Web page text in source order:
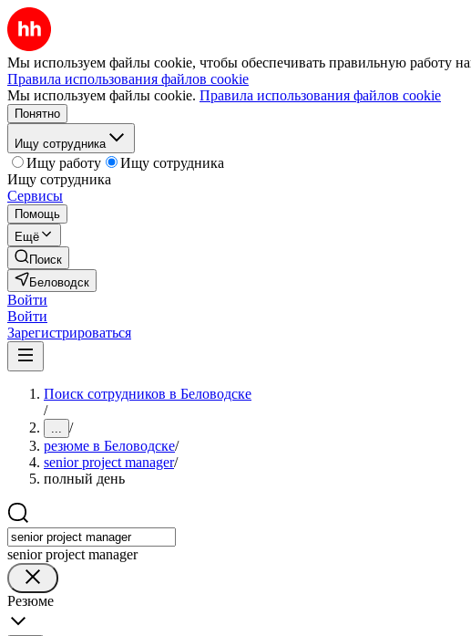
Мы используем файлы cookie, чтобы обеспечивать правильную работу
Правила использования файлов cookie
Мы используем файлы cookie. Правила использования файлов cookie
Понятно
Ищу сотрудника
Ищу работу
Ищу сотрудника
Ищу сотрудника
Сервисы
Помощь
Ещё
Поиск
Беловодск
Войти
Войти
Зарегистрироваться
Поиск сотрудников в Беловодске
/
... /
резюме в Беловодске/
senior project manager/
полный день
senior project manager
Резюме